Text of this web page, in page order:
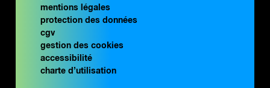
mentions légales
protection des données
cgv
gestion des cookies
accessibilité
charte d’utilisation